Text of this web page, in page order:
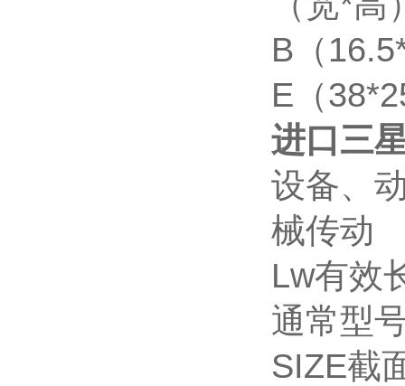
B（
E（
进口三
设备、
械传动
Lw有效
通常型
SIZE截